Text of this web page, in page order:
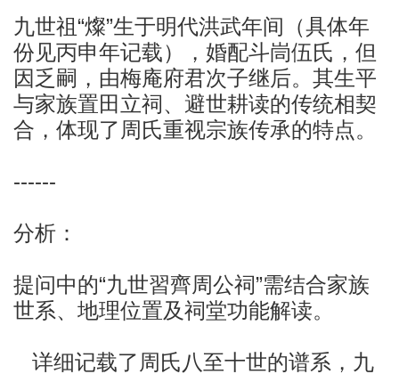
九世祖“燦”生于明代洪武年间（具体年
份见丙申年记载），婚配斗峝伍氏，但
因乏嗣，由梅庵府君次子继后。其生平
与家族置田立祠、避世耕读的传统相契
合，体现了周氏重视宗族传承的特点。
------
分析：
提问中的“九世習齊周公祠”需结合家族
世系、地理位置及祠堂功能解读。
详细记载了周氏八至十世的谱系，九